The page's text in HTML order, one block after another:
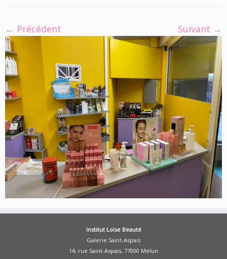
← Précédent Suivant →
Institut Loïse Beauté
Galerie Saint-Aspais
14, rue Saint-Aspais, 77000 Melun